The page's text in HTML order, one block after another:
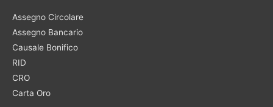
Assegno Circolare
Assegno Bancario
Causale Bonifico
RID
CRO
Carta Oro